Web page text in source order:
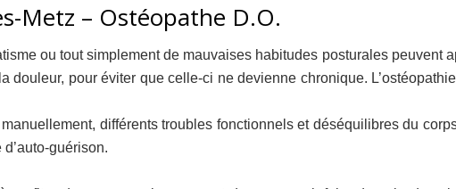
Metz – Ostéopathe D.O.
ou tout simplement de mauvaises habitudes posturales peuvent
pour éviter que celle-ci ne devienne chronique.
différents troubles fonctionnels et déséquilibres du
guérison.